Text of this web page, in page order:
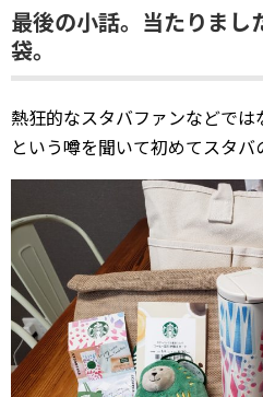
最後の小話。当たりま
袋。
熱狂的なスタバファンなどで
という噂を聞いて初めてスタバ